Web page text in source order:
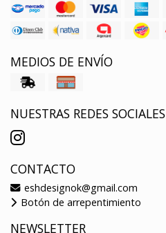
MEDIOS DE ENVÍO
NUESTRAS REDES SOCIALES
CONTACTO
eshdesignok@gmail.com
Botón de arrepentimiento
NEWSLETTER